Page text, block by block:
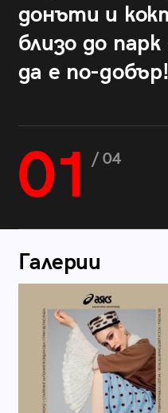
донъти и
близо до
да е по-добър!
01 / 04
Галерии